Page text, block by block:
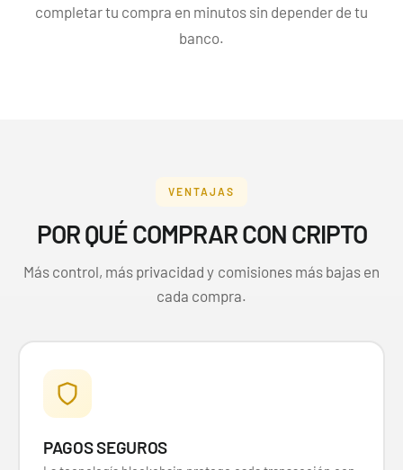
completar tu compra en minutos sin depender de tu
banco.
VENTAJAS
POR QUÉ COMPRAR CON CRIPTO
Más control, más privacidad y comisiones más bajas en
cada compra.
PAGOS SEGUROS